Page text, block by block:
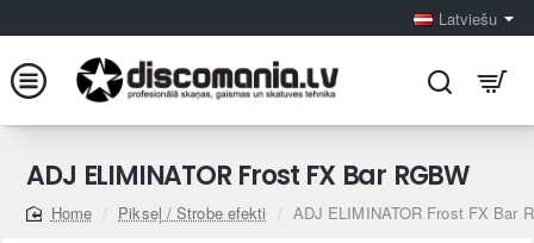
Latviešu
ADJ ELIMINATOR Frost FX Bar RGBW
home
Pikseļ / Strobe efekti ADJ ELIMINATOR Frost FX Bar